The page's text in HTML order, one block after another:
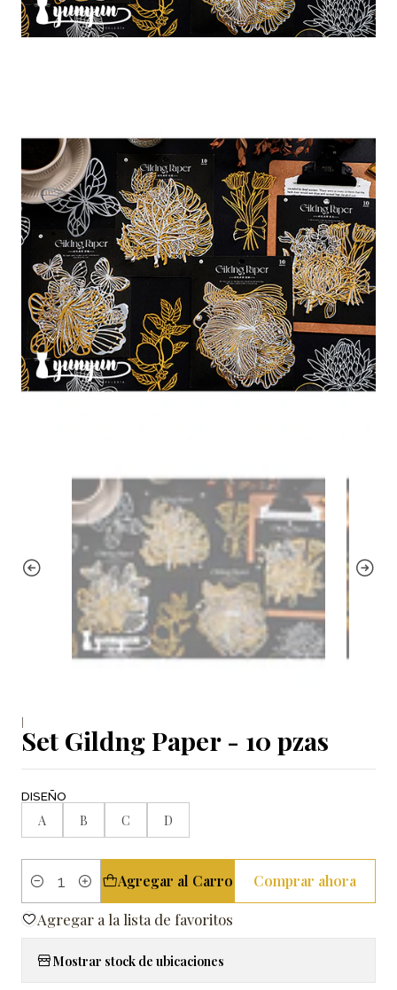
|
Set Gildng Paper - 10 pzas
DISEÑO
A B C D
Cantidad
Agregar al Carro Comprar ahora
Agregar a la lista de favoritos
Mostrar stock de ubicaciones